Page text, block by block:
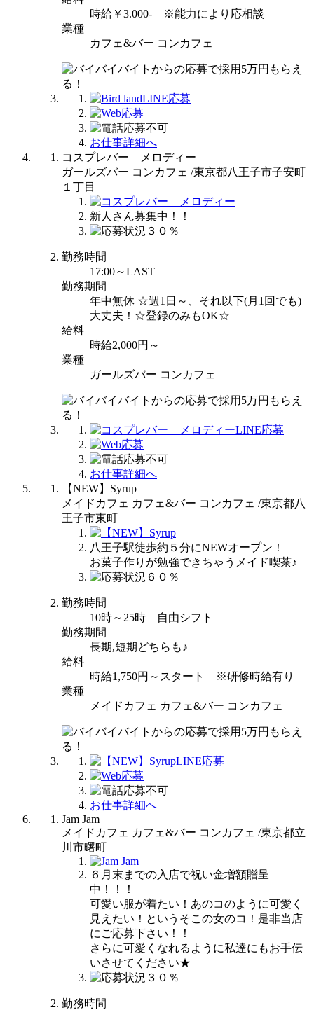
時給￥3.000- ※能力により応相談
業種
カフェ&バー コンカフェ
お仕事詳細へ
コスプレバー メロディー
ガールズバー コンカフェ /東京都八王子市子安町
１丁目
新人さん募集中！！
勤務時間
17:00～LAST
勤務期間
年中無休 ☆週1日～、それ以下(月1回でも)
大丈夫！☆登録のみもOK☆
給料
時給2,000円～
業種
ガールズバー コンカフェ
お仕事詳細へ
【NEW】Syrup
メイドカフェ カフェ&バー コンカフェ /東京都八
王子市東町
八王子駅徒歩約５分にNEWオープン！
お菓子作りが勉強できちゃうメイド喫茶♪
勤務時間
10時～25時 自由シフト
勤務期間
長期,短期どちらも♪
給料
時給1,750円～スタート ※研修時給有り
業種
メイドカフェ カフェ&バー コンカフェ
お仕事詳細へ
Jam Jam
メイドカフェ カフェ&バー コンカフェ /東京都立
川市曙町
６月末までの入店で祝い金増額贈呈
中！！！
可愛い服が着たい！あのコのように可愛く
見えたい！というそこの女のコ！是非当店
にご応募下さい！！
さらに可愛くなれるように私達にもお手伝
いさせてください★
勤務時間